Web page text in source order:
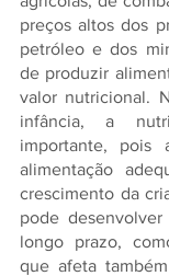
preços altos dos
petróleo e dos
de produzir
valor nutricional.
infância, a
importante, pois
alimentação
crescimento da
pode
longo prazo,
que afeta